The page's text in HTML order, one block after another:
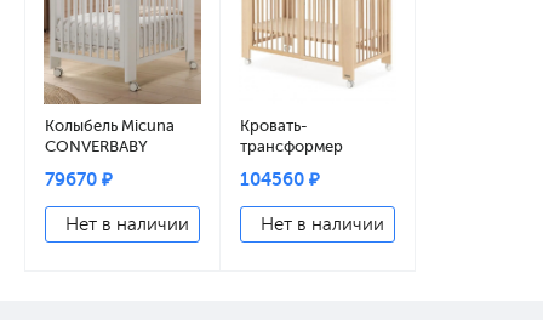
Колыбель Micuna
CONVERBABY
90*50 см МО-2013
white
79670 ₽
Нет в наличии
Кровать-
трансформер
140*70 natural wax
104560 ₽
Нет в наличии